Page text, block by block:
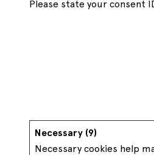
HygienicFarmacia
Please state your consent
Necessary (9)
Necessary cookies help